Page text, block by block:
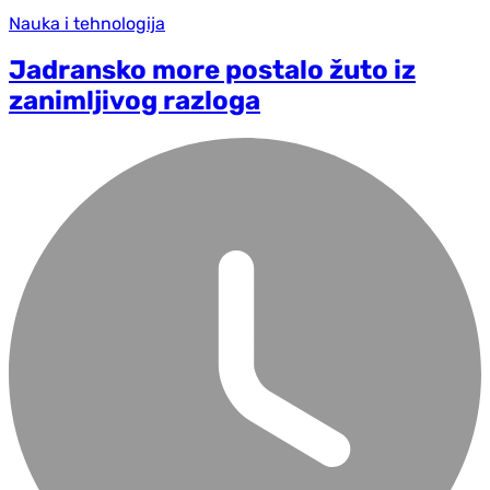
Nauka i tehnologija
Jadransko more postalo žuto iz
zanimljivog razloga